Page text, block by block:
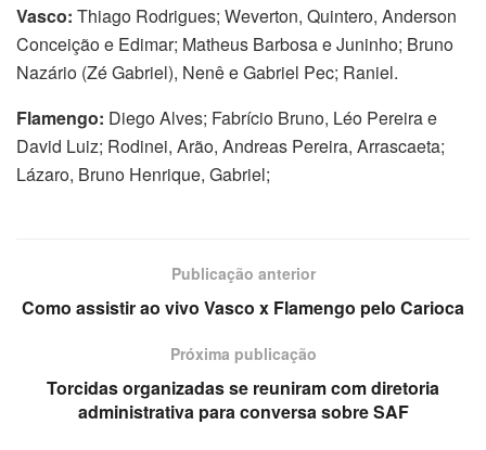
Vasco: Thiago Rodrigues; Weverton, Quintero, Anderson
Conceição e Edimar; Matheus Barbosa e Juninho; Bruno
Nazário (Zé Gabriel), Nenê e Gabriel Pec; Raniel.
Flamengo: Diego Alves; Fabrício Bruno, Léo Pereira e
David Luiz; Rodinei, Arão, Andreas Pereira, Arrascaeta;
Lázaro, Bruno Henrique, Gabriel;
Publicação anterior
Como assistir ao vivo Vasco x Flamengo pelo Carioca
Próxima publicação
Torcidas organizadas se reuniram com diretoria
administrativa para conversa sobre SAF